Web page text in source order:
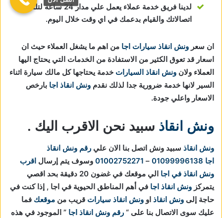
لدينا فريق خدمة عملاء يعمل علي مدار 24 ساعة لتلقي
اتصالاتك والقيام بدعمك في اي وقت خلال اليوم.
ان سعر ونش انقاذ سيارات اجا من اهم ما يشغل العملاء حيث ان
اسعار قد تعوق الكثير من الاستفادة من الخدمات التي يحتاج اليها
العملاء ولان ونش انقاذ السيارات خدمة يحتاجها كل مالك سيارة اثناء
السير لانها خدمة ضرورية جدا لذلك نقدم ونش انقاذ اجا بارخص
الاسعار واعلي جودة.
ونش انقاذ سبيد نحن الاقرب اليك .
ونش انقاذ سبيد ونش اتصل بنا الان علي رقم ونش انقاذ
اجا 01099996138
–
01002752271 وسوف يتم إرسال اقرب
ونش انقاذ في اجا
الي موقعك في غضون 20 دقيقة بحد اقصي
يتمركز ونش انقاذ اجا في أهم المناطق الحيوية في اجا , إذا كنت في
حاجة إلى ونش انقاذ او ونش انقاذ سيارات قريب من موقعك فما
عليك سوى الاتصال بنا على “ رقم ونش انقاذ اجا ” الموجود في هذه